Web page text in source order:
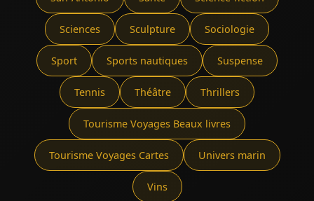
Sciences Sculpture Sociologie
Sport Sports nautiques Suspense
Tennis Théâtre Thrillers
Tourisme Voyages Beaux livres
Tourisme Voyages Cartes Univers marin
Vins